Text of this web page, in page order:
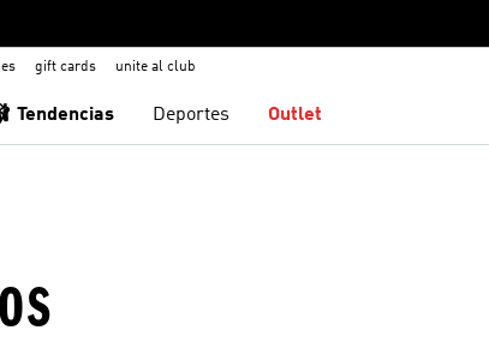
gift cards unite al club
Tendencias Deportes Outlet